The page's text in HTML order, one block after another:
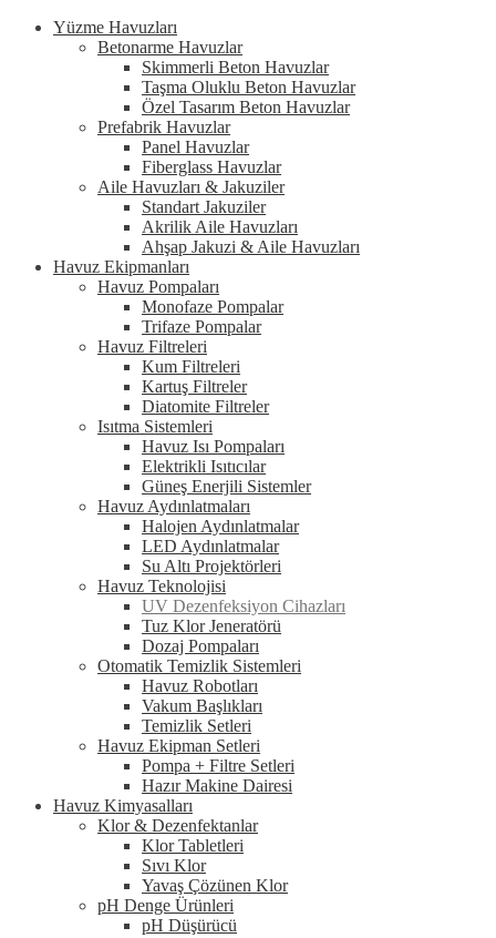
Yüzme Havuzları
Betonarme Havuzlar
Skimmerli Beton Havuzlar
Taşma Oluklu Beton Havuzlar
Özel Tasarım Beton Havuzlar
Prefabrik Havuzlar
Panel Havuzlar
Fiberglass Havuzlar
Aile Havuzları & Jakuziler
Standart Jakuziler
Akrilik Aile Havuzları
Ahşap Jakuzi & Aile Havuzları
Havuz Ekipmanları
Havuz Pompaları
Monofaze Pompalar
Trifaze Pompalar
Havuz Filtreleri
Kum Filtreleri
Kartuş Filtreler
Diatomite Filtreler
Isıtma Sistemleri
Havuz Isı Pompaları
Elektrikli Isıtıcılar
Güneş Enerjili Sistemler
Havuz Aydınlatmaları
Halojen Aydınlatmalar
LED Aydınlatmalar
Su Altı Projektörleri
Havuz Teknolojisi
UV Dezenfeksiyon Cihazları
Tuz Klor Jeneratörü
Dozaj Pompaları
Otomatik Temizlik Sistemleri
Havuz Robotları
Vakum Başlıkları
Temizlik Setleri
Havuz Ekipman Setleri
Pompa + Filtre Setleri
Hazır Makine Dairesi
Havuz Kimyasalları
Klor & Dezenfektanlar
Klor Tabletleri
Sıvı Klor
Yavaş Çözünen Klor
pH Denge Ürünleri
pH Düşürücü